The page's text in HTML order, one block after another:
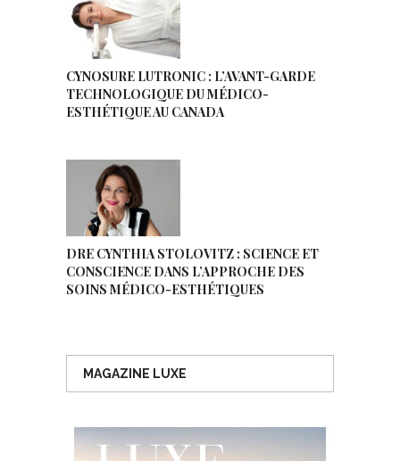
CYNOSURE LUTRONIC : L’AVANT-GARDE
TECHNOLOGIQUE DU MÉDICO-
ESTHÉTIQUE AU CANADA
DRE CYNTHIA STOLOVITZ : SCIENCE ET
CONSCIENCE DANS L’APPROCHE DES
SOINS MÉDICO-ESTHÉTIQUES
MAGAZINE LUXE